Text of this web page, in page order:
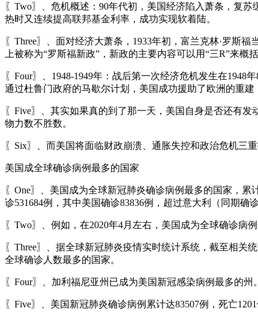
〖Two〗、危机概述：90年代初，美国经济陷入萧条，复
热时又连续提高联邦基金利率，成功实现软着陆。
〖Three〗、面对经济大萧条，1933年初，富兰克林·罗斯
上被称为“罗斯福新政”，新政的主要内容可以用“三R”来概
〖Four〗、1948-1949年：战后第一次经济危机发生在
通过杜鲁门政府的马歇尔计划，美国成功援助了欧洲的重建
〖Five〗、其实如果真的到了那一天，美国自身是否还有
物力数不胜数。
〖Six〗、而美国将面临财政崩溃、通胀失控和政治危机三重
美国成全球确诊病例最多的国家
〖One〗、美国成为全球新冠肺炎确诊病例最多的国家，
诊531684例，其中美国确诊83836例，超过意大利（同期
〖Two〗、例如，在2020年4月左右，美国成为全球确诊病
〖Three〗、据全球新冠肺炎疫情实时统计系统，截至相关
全球确诊人数最多的国家。
〖Four〗、加利福尼亚州已成为美国新冠感染病例最多的
〖Five〗、美国新冠肺炎确诊病例累计达83507例，死亡